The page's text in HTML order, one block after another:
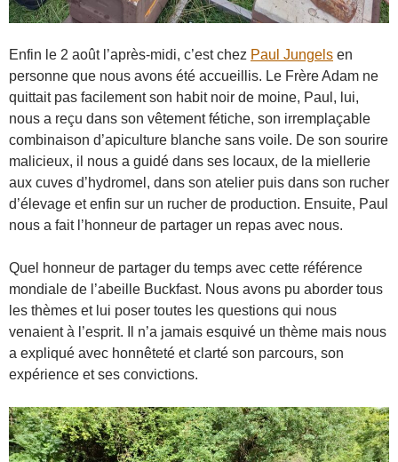
Enfin le 2 août l’après-midi, c’est chez Paul Jungels en
personne que nous avons été accueillis. Le Frère Adam ne
quittait pas facilement son habit noir de moine, Paul, lui,
nous a reçu dans son vêtement fétiche, son irremplaçable
combinaison d’apiculture blanche sans voile. De son sourire
malicieux, il nous a guidé dans ses locaux, de la miellerie
aux cuves d’hydromel, dans son atelier puis dans son rucher
d’élevage et enfin sur un rucher de production. Ensuite, Paul
nous a fait l’honneur de partager un repas avec nous.
Quel honneur de partager du temps avec cette référence
mondiale de l’abeille Buckfast. Nous avons pu aborder tous
les thèmes et lui poser toutes les questions qui nous
venaient à l’esprit. Il n’a jamais esquivé un thème mais nous
a expliqué avec honnêteté et clarté son parcours, son
expérience et ses convictions.